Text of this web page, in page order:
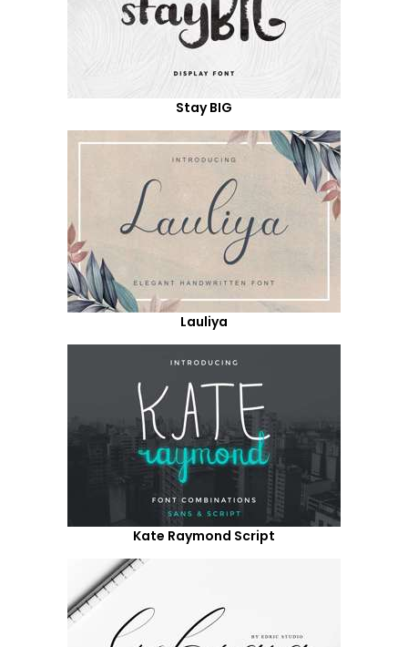
Stay BIG
Lauliya
Kate Raymond Script